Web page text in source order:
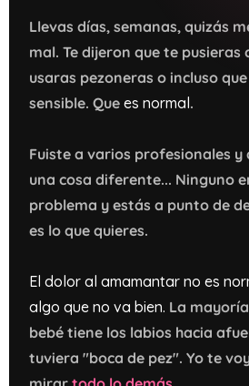
Llevas días, semanas, quizás
mal. Te dijeron que te pusieras
usaras pezoneras o incluso
sensible. Quees normal.
Fuiste a varios profesionales y
una cosa diferente... Ninguno
problema y estás a punto de
es lo que quieres.
El dolor al amamantar no es
algo que no va bien. La
bebé tiene los labios hacia
tuviera "boca de pez". Yo te